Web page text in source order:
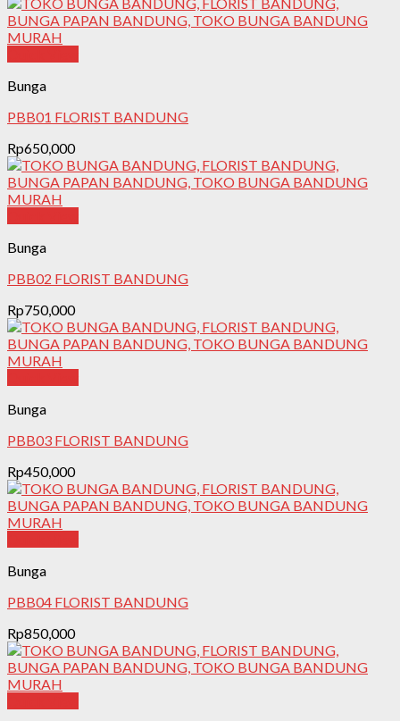
Bunga
PBB01 FLORIST BANDUNG
Rp650,000
Bunga
PBB02 FLORIST BANDUNG
Rp750,000
Bunga
PBB03 FLORIST BANDUNG
Rp450,000
Bunga
PBB04 FLORIST BANDUNG
Rp850,000